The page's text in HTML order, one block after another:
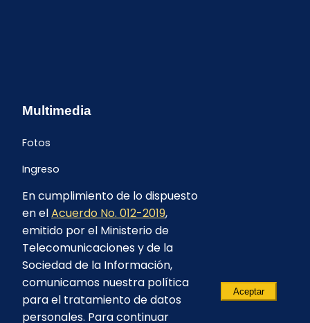
Multimedia
Fotos
Ingreso
En cumplimiento de lo dispuesto
en elAcuerdo No. 012-2019,
emitido por el Ministerio de
Telecomunicaciones y de la
Sociedad de la Información,
comunicamos nuestra política
para el tratamiento de datos
personales. Para continuar
Aceptar